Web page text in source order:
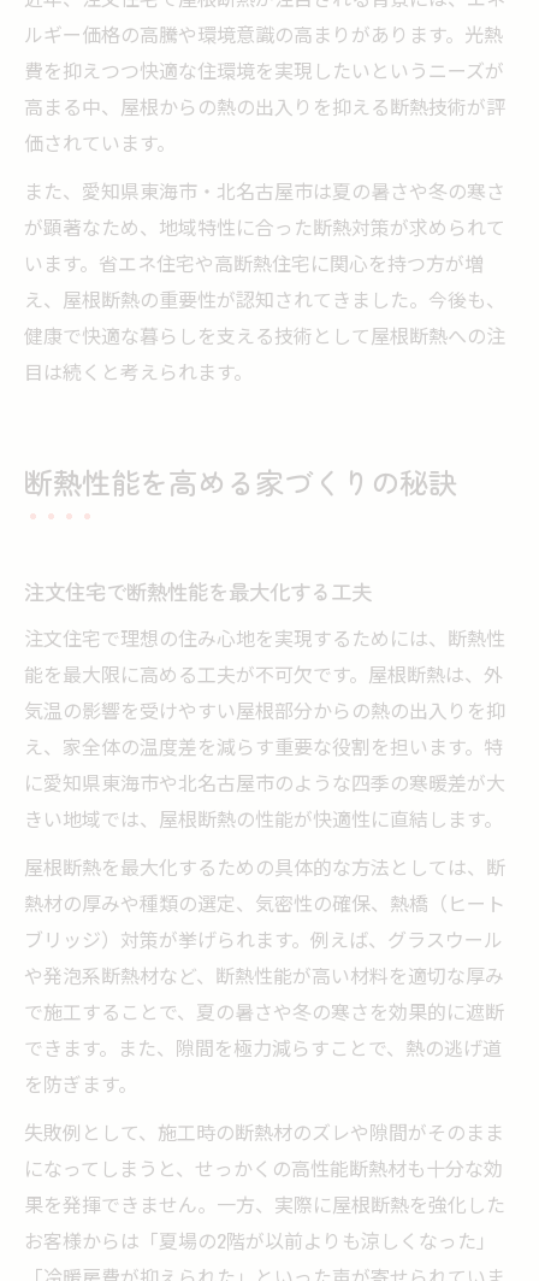
ルギー価格の高騰や環境意識の高まりがあります。光熱
費を抑えつつ快適な住環境を実現したいというニーズが
高まる中、屋根からの熱の出入りを抑える断熱技術が評
価されています。
また、愛知県東海市・北名古屋市は夏の暑さや冬の寒さ
が顕著なため、地域特性に合った断熱対策が求められて
います。省エネ住宅や高断熱住宅に関心を持つ方が増
え、屋根断熱の重要性が認知されてきました。今後も、
健康で快適な暮らしを支える技術として屋根断熱への注
目は続くと考えられます。
断熱性能を高める家づくりの秘訣
注文住宅で断熱性能を最大化する工夫
注文住宅で理想の住み心地を実現するためには、断熱性
能を最大限に高める工夫が不可欠です。屋根断熱は、外
気温の影響を受けやすい屋根部分からの熱の出入りを抑
え、家全体の温度差を減らす重要な役割を担います。特
に愛知県東海市や北名古屋市のような四季の寒暖差が大
きい地域では、屋根断熱の性能が快適性に直結します。
屋根断熱を最大化するための具体的な方法としては、断
熱材の厚みや種類の選定、気密性の確保、熱橋（ヒート
ブリッジ）対策が挙げられます。例えば、グラスウール
や発泡系断熱材など、断熱性能が高い材料を適切な厚み
で施工することで、夏の暑さや冬の寒さを効果的に遮断
できます。また、隙間を極力減らすことで、熱の逃げ道
を防ぎます。
失敗例として、施工時の断熱材のズレや隙間がそのまま
になってしまうと、せっかくの高性能断熱材も十分な効
果を発揮できません。一方、実際に屋根断熱を強化した
お客様からは「夏場の2階が以前よりも涼しくなった」